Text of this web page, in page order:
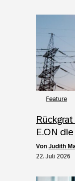
Feature
E.ON
von Judith
22. Juli 2026